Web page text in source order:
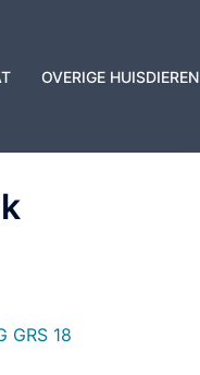
OVERIGE HUISDIEREN
GRS 18